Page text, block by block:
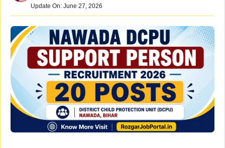
Update On: June 27, 2026